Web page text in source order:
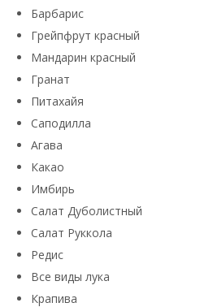
Барбарис
Грейпфрут красный
Мандарин красный
Гранат
Питахайя
Саподилла
Агава
Какао
Имбирь
Салат Дуболистный
Салат Руккола
Редис
Все виды лука
Крапива